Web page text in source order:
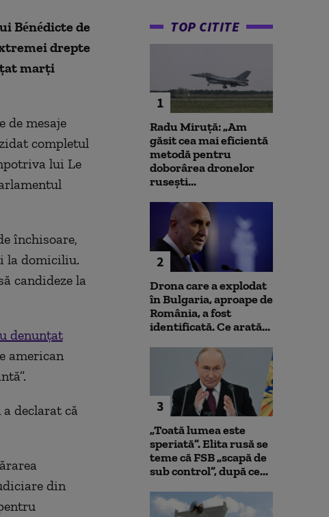
Bénédicte de
drepte
marți
de mesaje
completul
lui Le
închisoare,
la domiciliu.
candideze la
denunțat
american
a declarat că
din
TOP CITITE
1
Radu Miruță: „Am
găsit cea mai eficientă
metodă pentru
doborârea dronelor
rusești...
2
Drona care a explodat
în Bulgaria, aproape de
România, a fost
identificată. Ce arată...
3
„Toată lumea este
speriată”. Elita rusă se
teme că FSB „scapă de
sub control”, după ce...